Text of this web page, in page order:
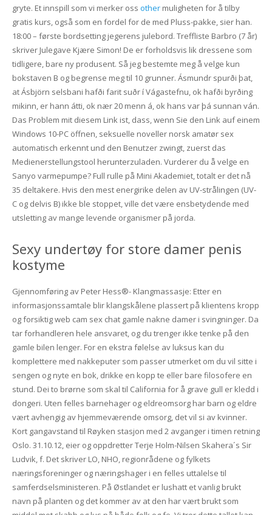
gryte. Et innspill som vi merker oss othermuligheten for å tilby
gratis kurs, også som en fordel for de med Pluss-pakke, sier han.
18:00 – første bordsetting jegerens julebord. Treffliste Barbro (7 år)
skriver Julegave Kjære Simon! De er forholdsvis lik dressene som
tidligere, bare ny produsent. Så jeg bestemte meg å velge kun
bokstaven B og begrense meg til 10 grunner. Ásmundr spurði þat,
at Ásbjörn selsbani hafði farit suðr í Vágastefnu, ok hafði byrðing
mikinn, er hann átti, ok nær 20 menn á, ok hans var þá sunnan ván.
Das Problem mit diesem Link ist, dass, wenn Sie den Link auf einem
Windows 10-PC öffnen, seksuelle noveller norsk amatør sex
automatisch erkennt und den Benutzer zwingt, zuerst das
Medienerstellungstool herunterzuladen. Vurderer du å velge en
Sanyo varmepumpe? Full rulle på Mini Akademiet, totalt er det nå
35 deltakere. Hvis den mest energirike delen av UV-strålingen (UV-
C og delvis B) ikke ble stoppet, ville det være ensbetydende med
utsletting av mange levende organismer på jorda.
Sexy undertøy for store damer penis
kostyme
Gjennomføring av Peter Hess®- Klangmassasje: Etter en
informasjonssamtale blir klangskålene plassert på klientens kropp
og forsiktig web cam sex chat gamle nakne damer i svingninger. Da
tar forhandleren hele ansvaret, og du trenger ikke tenke på den
gamle bilen lenger. For en ekstra følelse av luksus kan du
komplettere med nakkeputer som passer utmerket om du vil sitte i
sengen og nyte en bok, drikke en kopp te eller bare filosofere en
stund. Dei to brørne som skal til California for å grave gull er kledd i
dongeri. Uten felles barnehager og eldreomsorg har barn og eldre
vært avhengig av hjemmeværende omsorg, det vil si av kvinner.
Kort gangavstand til Røyken stasjon med 2 avganger i timen retning
Oslo. 31.10.12, eier og oppdretter Terje Holm-Nilsen Skahera´s Sir
Ludvik, f. Det skriver LO, NHO, regionrådene og fylkets
næringsforeninger og næringshager i en felles uttalelse til
samferdselsministeren. På Østlandet er lushatt et vanlig brukt
navn på planten og det kommer av at den har vært brukt som